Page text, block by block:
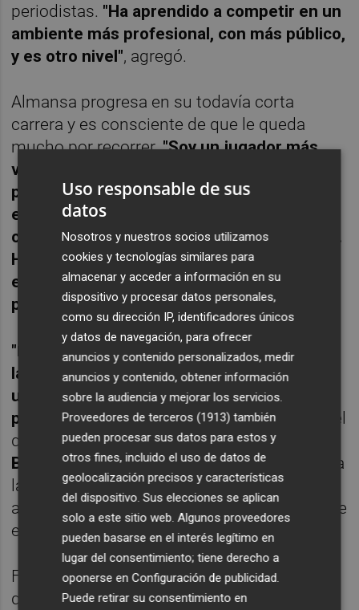
periodistas. "Ha aprendido a competir en un
ambiente más profesional, con más público,
y es otro nivel", agregó.
Almansa progresa en su todavía corta
carrera y es consciente de que le queda
mucho por recorrer."Soy un jugador más
versátil, que quiere ser útil desde cualquier
parte del campo. Por eso estoy trabajando
en el tiro de tres puntos, para ayudar a mis
compañeros en todo lo que me sea posible.
Ha sido una temporada en la que he
entendido mejor lo de no tener un rol tan
protagonista", manifestó.
"Hasta ahora nunca me he arrepentido por
las decisiones que tomé y cuando escojo
una opción es porque en ese momento
pienso que es la mejor", comentó también el
que fueracanterano del UCAM Murcia Club
Baloncesto y el Real Madridantes de viajar a
la otra parte del mundoen 2021para seguir
allí su formación y su carrera, concretamente
en la
Academia Overtime Elite de Atlanta
Focalizado en el draft de la NBA reconoció
que confía en ser uno de los
Uso responsable de sus
datos
Nosotros y nuestros socios utilizamos
cookies y tecnologías similares para
almacenar y acceder a información en su
dispositivo y procesar datos personales,
como su dirección IP, identificadores únicos
y datos de navegación, para ofrecer
anuncios y contenido personalizados, medir
anuncios y contenido, obtener información
sobre la audiencia y mejorar los servicios.
Proveedores de terceros (1913) también
pueden procesar sus datos para estos y
otros fines, incluido el uso de datos de
geolocalización precisos y características
del dispositivo. Sus elecciones se aplican
solo a este sitio web. Algunos proveedores
pueden basarse en el interés legítimo en
lugar del consentimiento; tiene derecho a
oponerse enConfiguración de publicidad.
Puede retirar su consentimiento en